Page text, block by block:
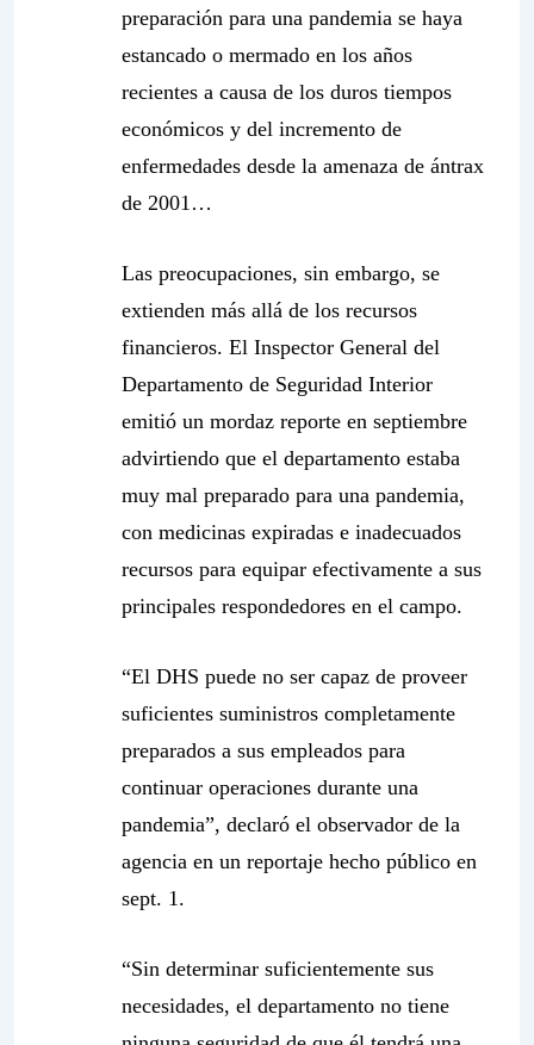
preparación para una pandemia se haya
estancado o mermado en los años
recientes a causa de los duros tiempos
económicos y del incremento de
enfermedades desde la amenaza de ántrax
de 2001…
Las preocupaciones, sin embargo, se
extienden más allá de los recursos
financieros. El Inspector General del
Departamento de Seguridad Interior
emitió un mordaz reporte en septiembre
advirtiendo que el departamento estaba
muy mal preparado para una pandemia,
con medicinas expiradas e inadecuados
recursos para equipar efectivamente a sus
principales respondedores en el campo.
“El DHS puede no ser capaz de proveer
suficientes suministros completamente
preparados a sus empleados para
continuar operaciones durante una
pandemia”, declaró el observador de la
agencia en un reportaje hecho público en
sept. 1.
“Sin determinar suficientemente sus
necesidades, el departamento no tiene